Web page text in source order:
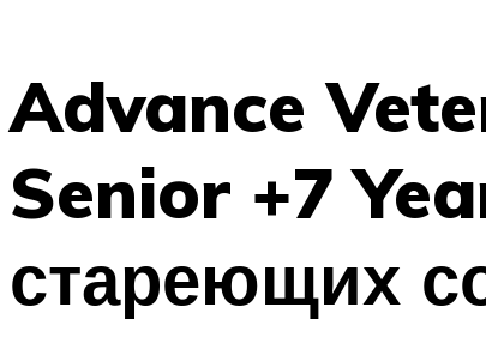
Advance
Senior +7
стареющих